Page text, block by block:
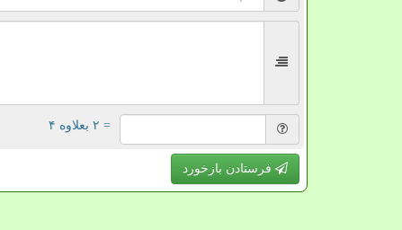
= ۲ بعلاوه ۴
فرستادن بازخورد